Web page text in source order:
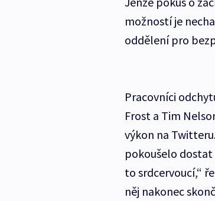
možností je
oddělení pro
Pracovníci
Frost a Tim
výkon na
pokoušelo dostat
to srdcervoucí,“
něj nakonec